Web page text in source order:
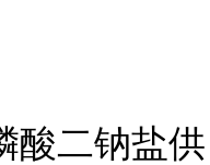
酸二钠盐供